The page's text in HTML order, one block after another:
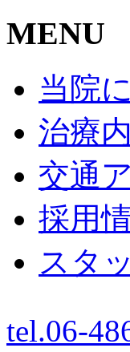
MENU
当院
治療
交通
採用
スタ
tel.06-